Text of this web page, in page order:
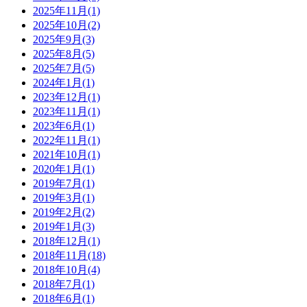
2025年11月(1)
2025年10月(2)
2025年9月(3)
2025年8月(5)
2025年7月(5)
2024年1月(1)
2023年12月(1)
2023年11月(1)
2023年6月(1)
2022年11月(1)
2021年10月(1)
2020年1月(1)
2019年7月(1)
2019年3月(1)
2019年2月(2)
2019年1月(3)
2018年12月(1)
2018年11月(18)
2018年10月(4)
2018年7月(1)
2018年6月(1)